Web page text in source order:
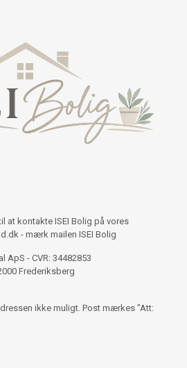
at kontakte ISEI Bolig på vores
- mærk mailen ISEI Bolig
ApS - CVR: 34482853
Frederiksberg
ikke muligt. Post mærkes "Att: